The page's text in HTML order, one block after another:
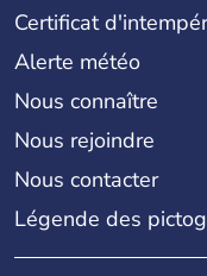
Certificat
Alerte météo
Nous connaître
Nous rejoindre
Nous contacter
Légende des